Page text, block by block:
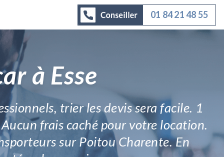
01 84 21 48 55
à Esse
trier les devis sera facile. 1
frais caché pour votre location.
sur Poitou Charente. En